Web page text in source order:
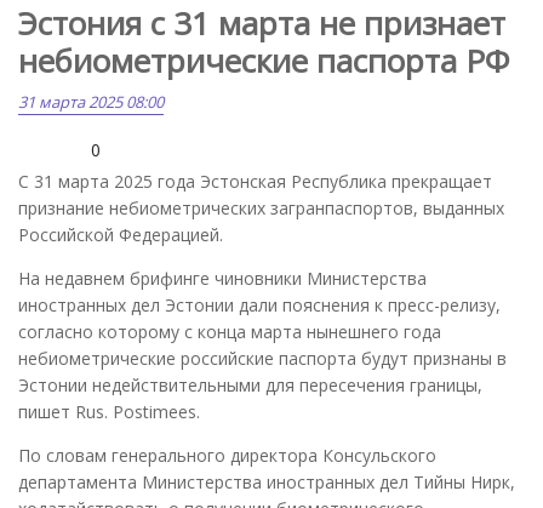
Эстония с 31 марта не признает
небиометрические паспорта РФ
31 марта 2025 08:00
0
С 31 марта 2025 года Эстонская Республика прекращает
признание небиометрических загранпаспортов, выданных
Российской Федерацией.
На недавнем брифинге чиновники Министерства
иностранных дел Эстонии дали пояснения к пресс-релизу,
согласно которому с конца марта нынешнего года
небиометрические российские паспорта будут признаны в
Эстонии недействительными для пересечения границы,
пишет Rus. Postimees.
По словам генерального директора Консульского
департамента Министерства иностранных дел Тийны Нирк,